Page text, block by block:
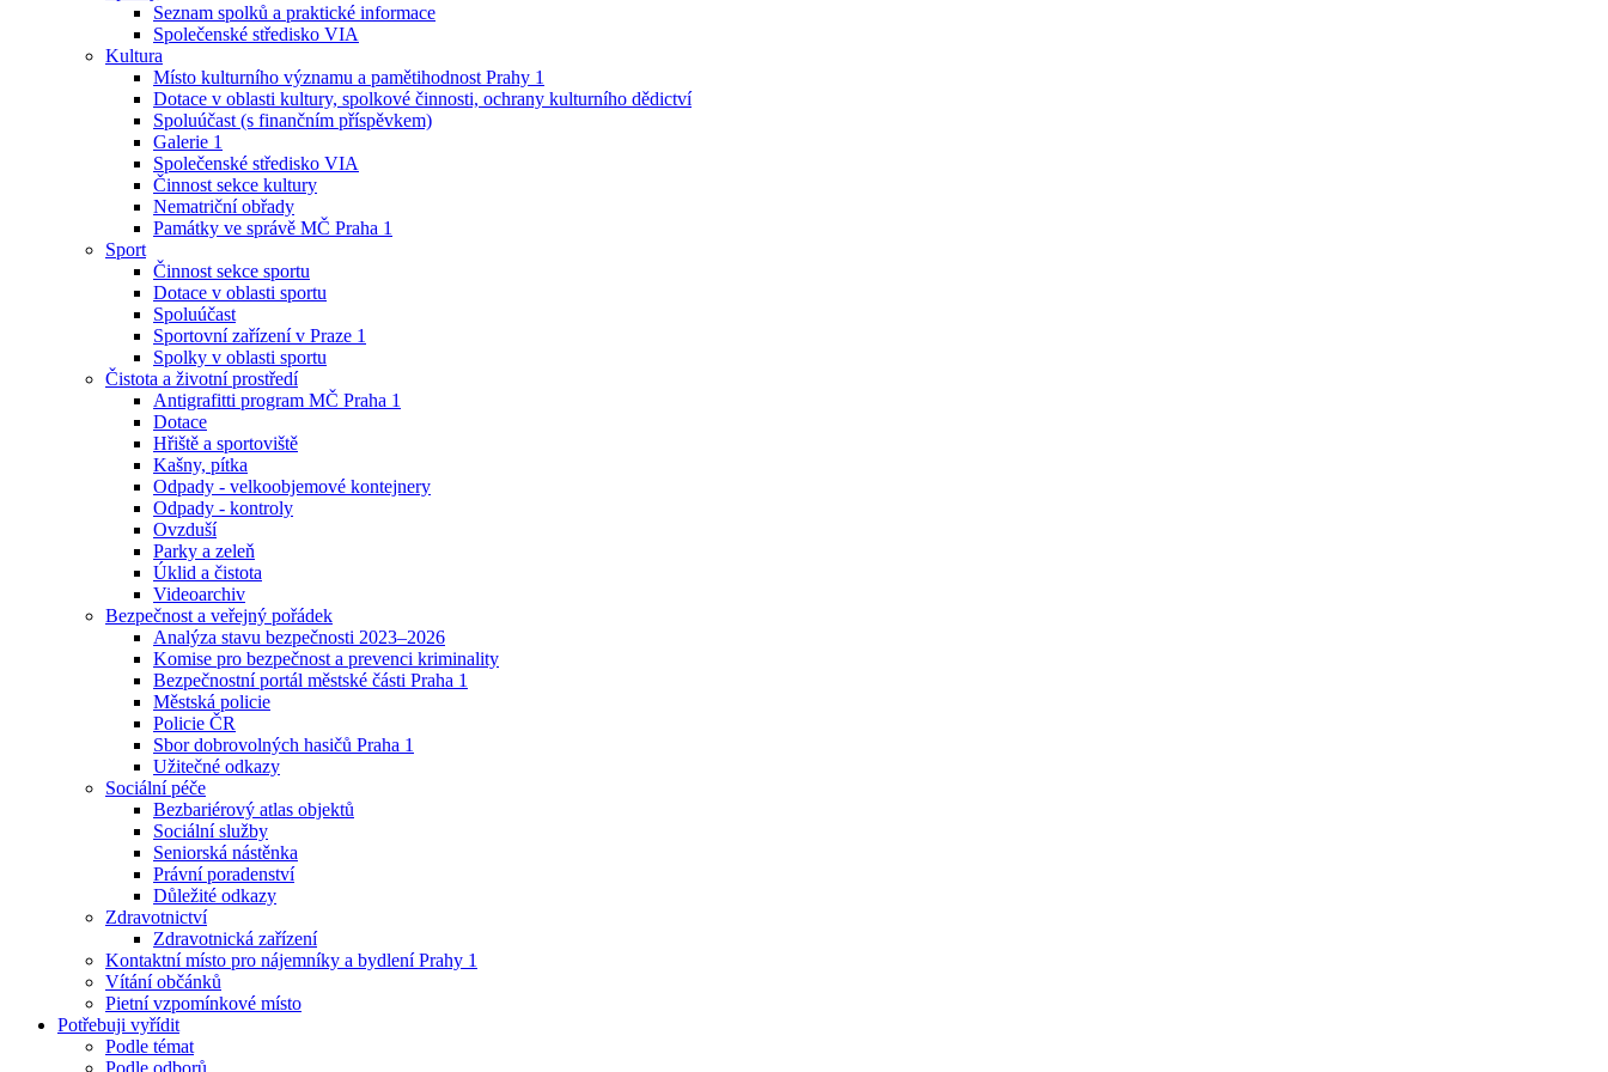
Seznam spolků a praktické informace
Společenské středisko VIA
Kultura
Místo kulturního významu a pamětihodnost Prahy 1
Dotace v oblasti kultury, spolkové činnosti, ochrany kulturního dědictví
Spoluúčast (s finančním příspěvkem)
Galerie 1
Společenské středisko VIA
Činnost sekce kultury
Nematriční obřady
Památky ve správě MČ Praha 1
Sport
Činnost sekce sportu
Dotace v oblasti sportu
Spoluúčast
Sportovní zařízení v Praze 1
Spolky v oblasti sportu
Čistota a životní prostředí
Antigrafitti program MČ Praha 1
Dotace
Hřiště a sportoviště
Kašny, pítka
Odpady - velkoobjemové kontejnery
Odpady - kontroly
Ovzduší
Parky a zeleň
Úklid a čistota
Videoarchiv
Bezpečnost a veřejný pořádek
Analýza stavu bezpečnosti 2023–2026
Komise pro bezpečnost a prevenci kriminality
Bezpečnostní portál městské části Praha 1
Městská policie
Policie ČR
Sbor dobrovolných hasičů Praha 1
Užitečné odkazy
Sociální péče
Bezbariérový atlas objektů
Sociální služby
Seniorská nástěnka
Právní poradenství
Důležité odkazy
Zdravotnictví
Zdravotnická zařízení
Kontaktní místo pro nájemníky a bydlení Prahy 1
Vítání občánků
Pietní vzpomínkové místo
Potřebuji vyřídit
Podle témat